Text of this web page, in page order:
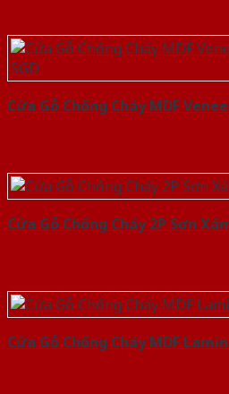
Cửa Gỗ Chống Cháy MDF
Cửa Gỗ Chống Cháy 2P Sơn
Cửa Gỗ Chống Cháy MDF